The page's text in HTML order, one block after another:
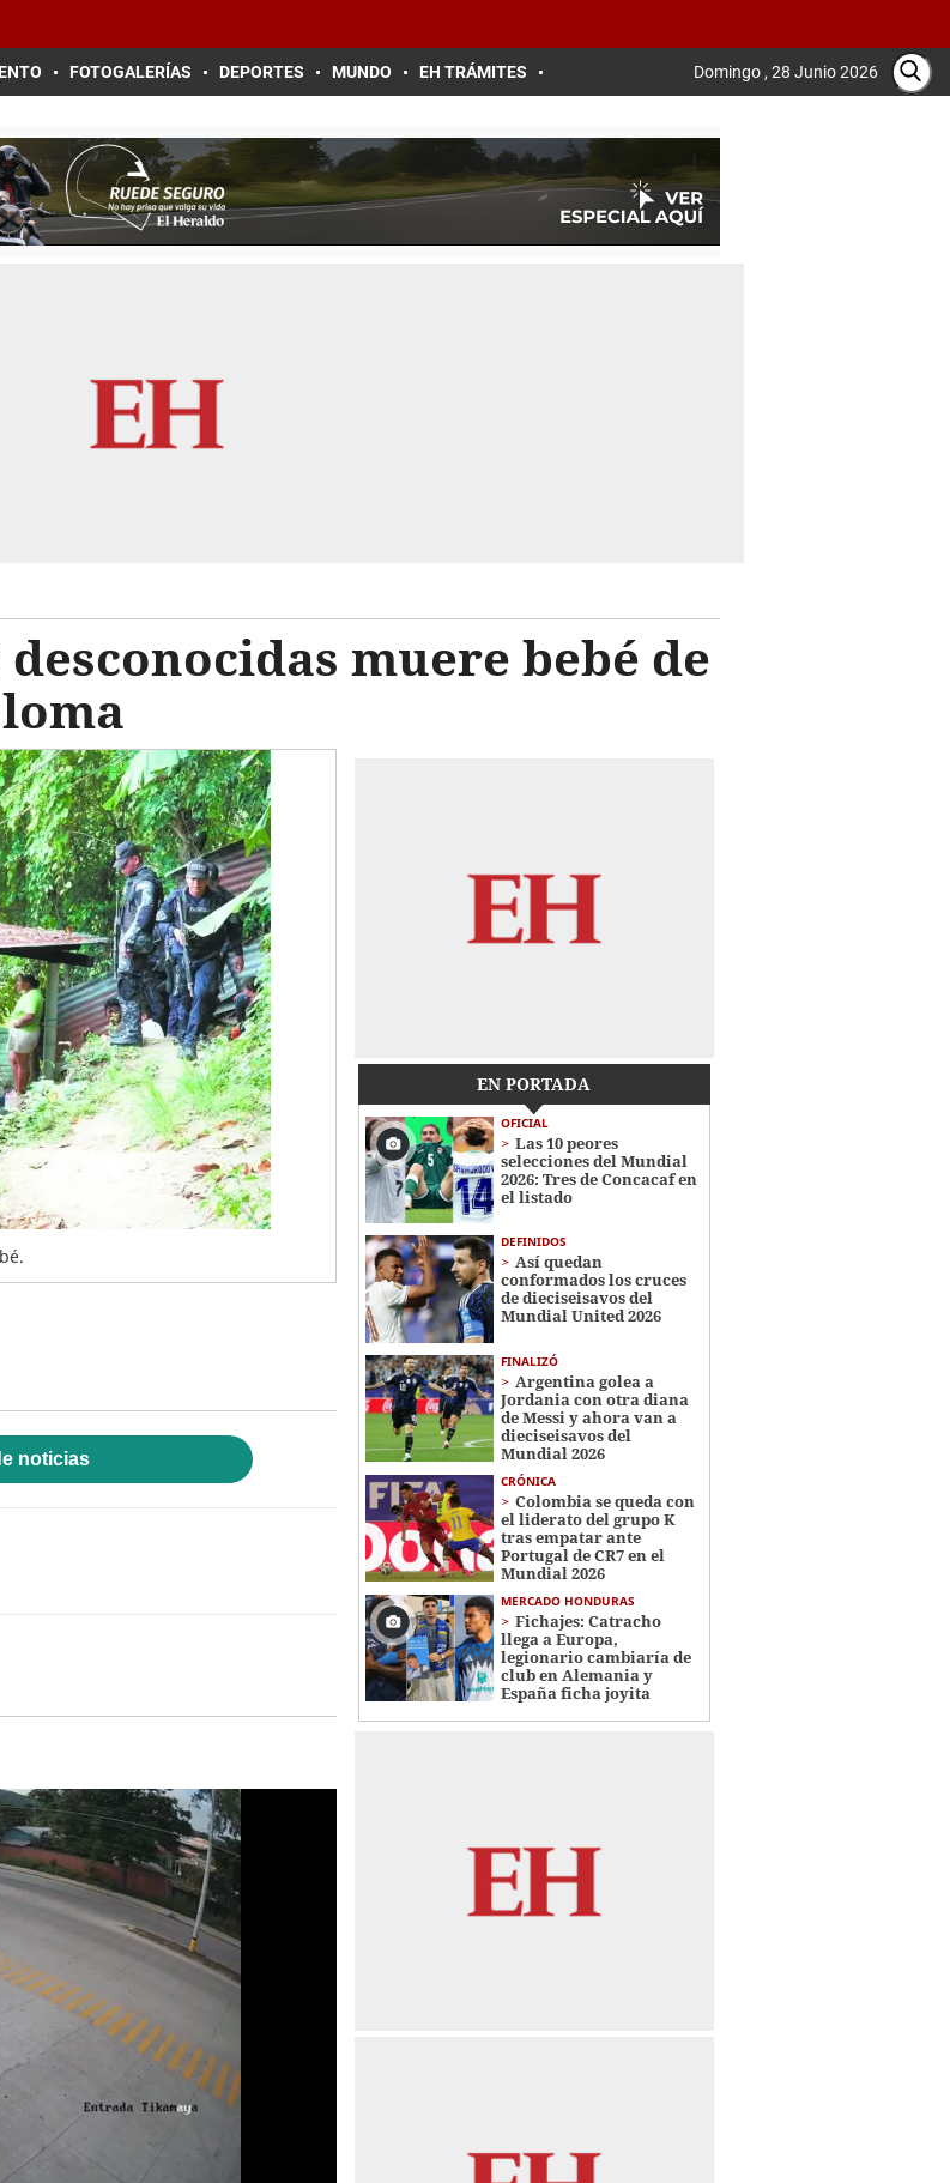
FOTOGALERÍAS DEPORTES MUNDO EH TRÁMITES Domingo , 28 Junio 2026
muere bebé de
noticias
EN PORTADA
OFICIAL
Las 10 peores
selecciones del Mundial
2026: Tres de Concacaf en
el listado
DEFINIDOS
Así quedan
conformados los cruces
de dieciseisavos del
Mundial United 2026
FINALIZÓ
Argentina golea a
Jordania con otra diana
de Messi y ahora van a
dieciseisavos del
Mundial 2026
CRÓNICA
Colombia se queda con
el liderato del grupo K
tras empatar ante
Portugal de CR7 en el
Mundial 2026
MERCADO HONDURAS
Fichajes: Catracho
llega a Europa,
legionario cambiaría de
club en Alemania y
España ficha joyita